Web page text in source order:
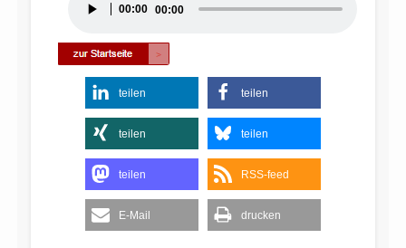
Player
00:00 00:00
teilen teilen
teilen teilen
teilen RSS-feed
E-Mail drucken